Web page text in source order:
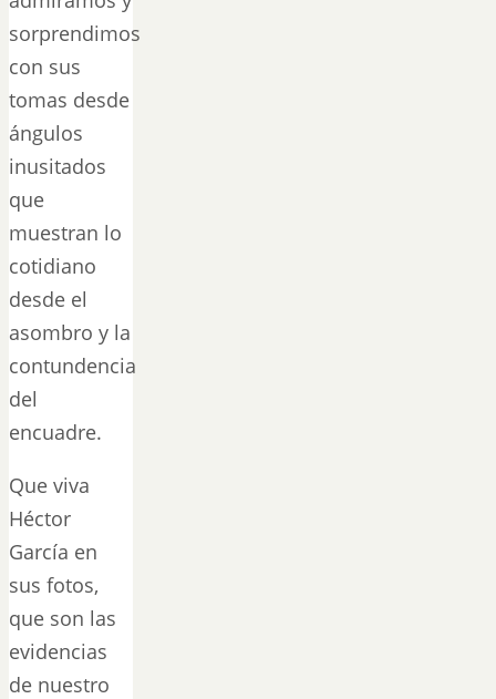
sorprendimos
con sus
tomas desde
ángulos
inusitados
que
muestran lo
cotidiano
desde el
asombro y la
contundencia
del
encuadre.
Que viva
Héctor
García en
sus fotos,
que son las
evidencias
de nuestro